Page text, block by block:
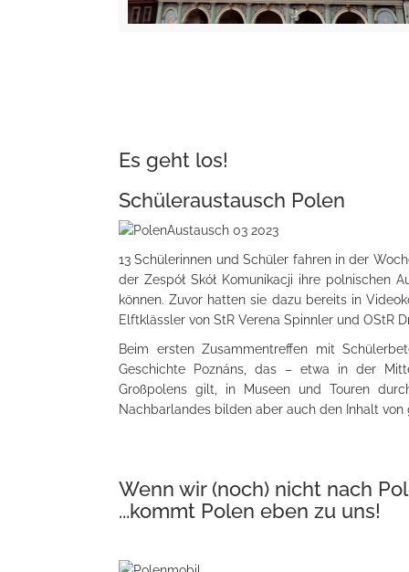
Es geht los!
Schüleraustausch Polen
13 Schülerinnen und Schüler fahren in der
der Zespół Skół Komunikacji ihre polnischen
können. Zuvor hatten sie dazu bereits in
Elftklässler von StR Verena Spinnler und OStR
Beim ersten Zusammentreffen mit
Geschichte Poznáns, das – etwa in der
Großpolens gilt, in Museen und Touren
Nachbarlandes bilden aber auch den Inhalt
Wenn wir (noch) nicht nach
...kommt Polen eben zu uns!